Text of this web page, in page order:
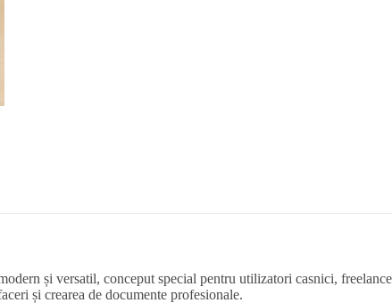
și versatil, conceput special pentru utilizatori casnici,
și crearea de documente profesionale.